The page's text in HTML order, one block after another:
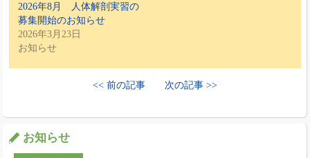
2026年8月 人体解剖実習の
募集開始のお知らせ
2026年3月23日
お知らせ
<< 前の記事 次の記事 >>
お知らせ